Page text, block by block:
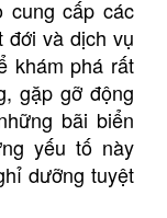
cung cấp các
đới và dịch vụ
khám phá rất
gặp gỡ động
bãi biển
yếu tố này
dưỡng tuyệt